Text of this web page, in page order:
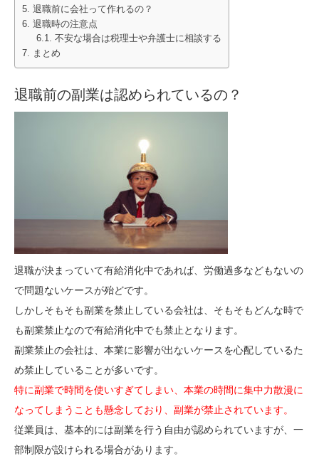
退職前に会社って作れるの？
退職時の注意点
不安な場合は税理士や弁護士に相談する
まとめ
退職前の副業は認められているの？
退職が決まっていて有給消化中であれば、労働過多などもないの
で問題ないケースが殆どです。
しかしそもそも副業を禁止している会社は、そもそもどんな時で
も副業禁止なので有給消化中でも禁止となります。
副業禁止の会社は、本業に影響が出ないケースを心配しているた
め禁止していることが多いです。
特に副業で時間を使いすぎてしまい、本業の時間に集中力散漫に
なってしまうことも懸念しており、副業が禁止されています。
従業員は、基本的には副業を行う自由が認められていますが、一
部制限が設けられる場合があります。